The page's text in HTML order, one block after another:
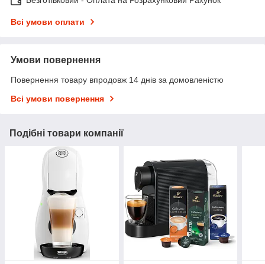
Всі умови оплати
Умови повернення
Повернення товару впродовж 14 днів за домовленістю
Всі умови повернення
Подібні товари компанії